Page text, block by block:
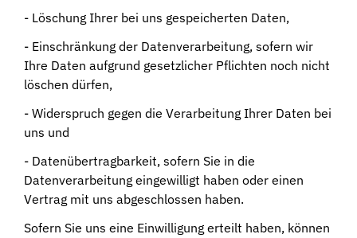
- Löschung Ihrer bei uns gespeicherten Daten,
- Einschränkung der Datenverarbeitung, sofern wir
Ihre Daten aufgrund gesetzlicher Pflichten noch nicht
löschen dürfen,
- Widerspruch gegen die Verarbeitung Ihrer Daten bei
uns und
- Datenübertragbarkeit, sofern Sie in die
Datenverarbeitung eingewilligt haben oder einen
Vertrag mit uns abgeschlossen haben.
Sofern Sie uns eine Einwilligung erteilt haben, können